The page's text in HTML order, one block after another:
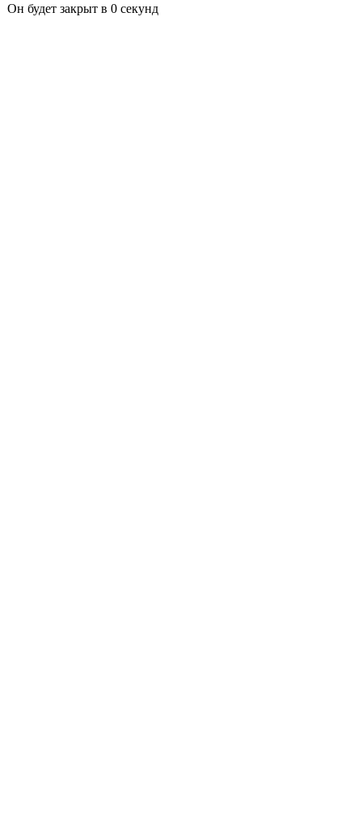
Он будет закрыт в 0 секунд